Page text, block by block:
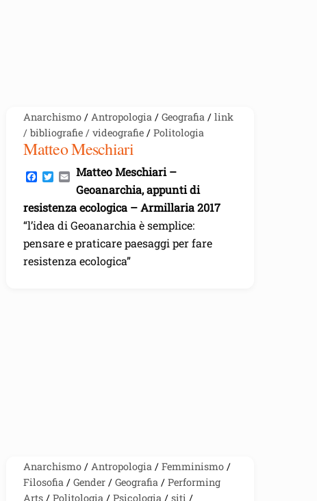
Anarchismo / Antropologia / Geografia / link
/ bibliografie / videografie / Politologia
Matteo Meschiari
F
e
b
o
o
k
T
t
e
r
E
m
i
l
Matteo Meschiari –
Geoanarchia, appunti di
resistenza ecologica – Armillaria 2017
“l’idea di Geoanarchia è semplice:
pensare e praticare paesaggi per fare
resistenza ecologica”
Anarchismo / Antropologia / Femminismo /
Filosofia / Gender / Geografia / Performing
Arts / Politologia / Psicologia / siti /